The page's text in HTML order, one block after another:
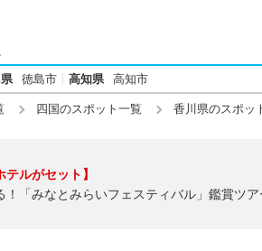
徳島市 高知県 高知市
四国のスポット一覧 香川県のスポッ
テルがセット】
！「みなとみらいフェスティバル」鑑賞ツア